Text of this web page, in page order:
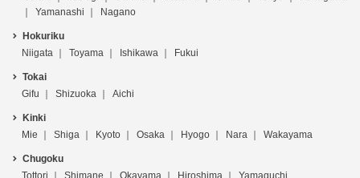
Yamanashi
Nagano
Hokuriku
Niigata
Toyama Ishikawa Fukui
Tokai
Gifu
Shizuoka Aichi
Kinki
Mie
Shiga Kyoto Osaka Hyogo Nara Wakayama
Chugoku
Tottori
Shimane Okayama Hiroshima Yamaguchi